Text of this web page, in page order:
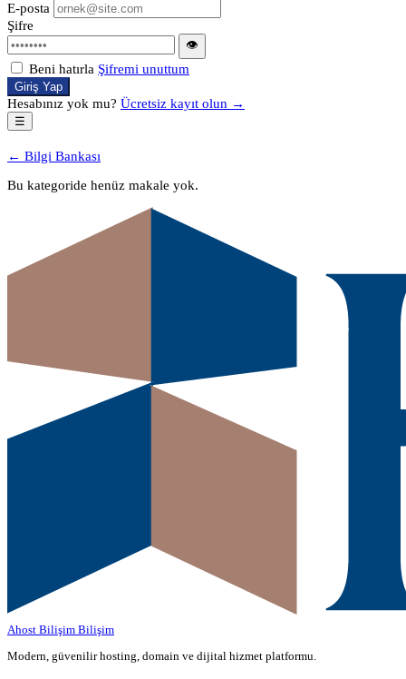
E-posta
Şifre
👁
Beni hatırla Şifremi unuttum
Giriş Yap
Hesabınız yok mu? Ücretsiz kayıt olun →
☰
← Bilgi Bankası
Bu kategoride henüz makale yok.
Ahost Bilişim Bilişim
Modern, güvenilir hosting, domain ve dijital hizmet platformu.